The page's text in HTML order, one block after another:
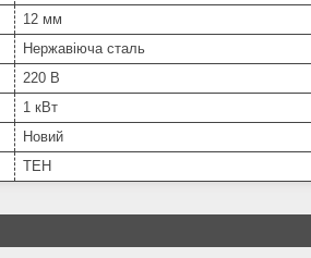
12 мм
Нержавіюча сталь
220 В
1 кВт
Новий
ТЕН